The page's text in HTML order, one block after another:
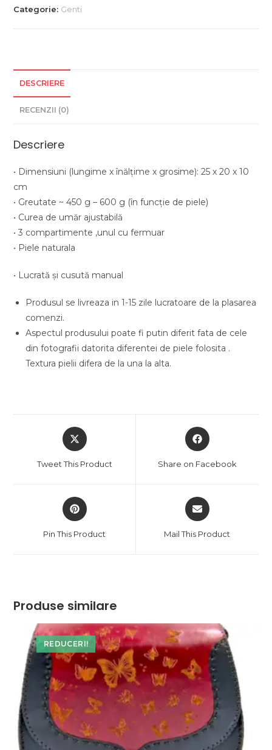
piele
Categorie: Genti
DESCRIERE
RECENZII (0)
Descriere
• Dimensiuni (lungime x înălţime x grosime): 25 x 20 x 10
cm
• Greutate ~ 450 g – 600 g (în funcție de piele)
• Curea de umăr ajustabilă
• 3 compartimente ,unul cu fermuar
• Piele naturala
• Lucrată şi cusută manual
Produsul se livreaza in 1-15 zile lucratoare de la plasarea
comenzi.
Aspectul produsului poate fi putin diferit fata de cele
din fotografii datorita diferentei de piele folosita .
Textura pielii difera de la una la alta.
Opens
in
Tweet This Product
Opens
in
Share on Facebook
Opens
in
Pin This Product
Opens
in
Mail This Product
Produse similare
REDUCERI!